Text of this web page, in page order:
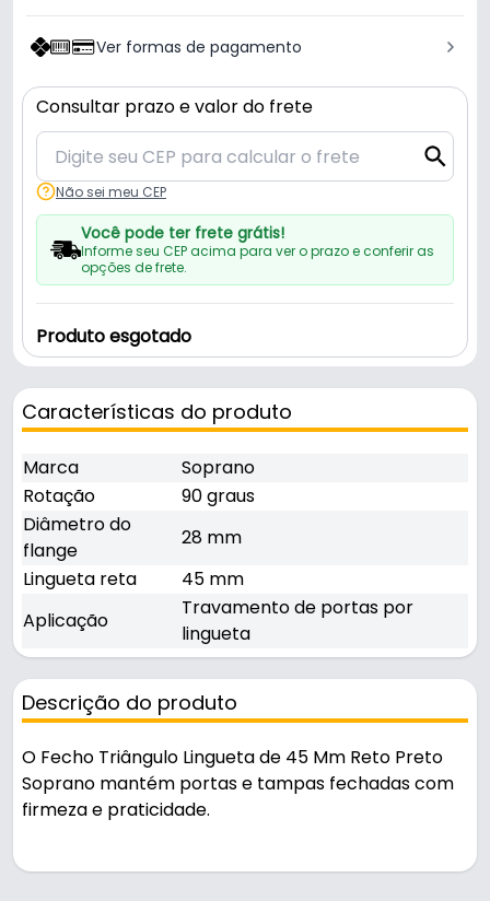
Ver formas de pagamento
Consultar prazo e valor do frete
Não sei meu CEP
Você pode ter frete grátis!
Informe seu CEP acima para ver o prazo e conferir as
opções de frete.
Produto esgotado
Características do produto
Marca
Soprano
Rotação
90 graus
Diâmetro do
flange
28 mm
Lingueta reta
45 mm
Aplicação
Travamento de portas por
lingueta
Descrição do produto
O Fecho Triângulo Lingueta de 45 Mm Reto Preto
Soprano mantém portas e tampas fechadas com
firmeza e praticidade.